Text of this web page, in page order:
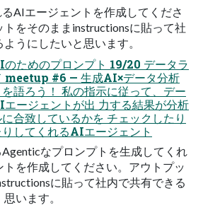
AIエージェントを作成してくださ
トをそのままinstructionsに貼って社
うにしたいと思います。
ためのプロンプト 19/20 データラ
meetup #6 — 生成AI×データ分析
を語ろう！ 私の指示に従って、デー
ージェントが出 力する結果が分析
合致しているかを チェックしたり
してくれるAIエージェント
なプロンプトを生成してくれ
トを作成してください。アウトプッ
に貼って社内で共有できる
います。